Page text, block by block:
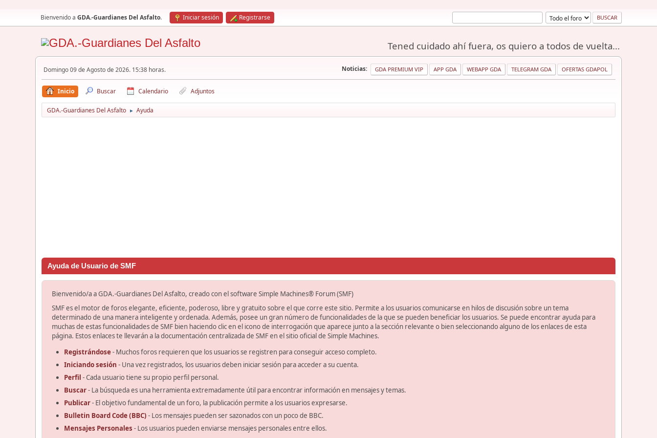
Bienvenido a GDA.-Guardianes Del Asfalto. Iniciar sesión Registrarse
Tened cuidado ahí fuera, os quiero a todos de vuelta...
Domingo 09 de Agosto de 2026. 15:38 horas. Noticias: GDA PREMIUM VIP APP GDA WEBAPP GDA TELEGRAM GDA OFERTAS GDAPOL
Inicio Buscar Calendario Adjuntos
GDA.-Guardianes Del Asfalto ► Ayuda
Ayuda de Usuario de SMF
Bienvenido/a a GDA.-Guardianes Del Asfalto, creado con el software Simple Machines® Forum (SMF)
SMF es el motor de foros elegante, eficiente, poderoso, libre y gratuito sobre el que corre este sitio. Permite a los usuarios comunicarse en hilos de discusión sobre un tema
determinado de una manera inteligente y ordenada. Además, posee un gran número de funcionalidades de la que se pueden beneficiar los usuarios. Se puede encontrar ayuda para
muchas de estas funcionalidades de SMF bien haciendo clic en el icono de interrogación que aparece junto a la sección relevante o bien seleccionando alguno de los enlaces de esta
página. Estos enlaces te llevarán a la documentación centralizada de SMF en el sitio oficial de Simple Machines.
Registrándose- Muchos foros requieren que los usuarios se registren para conseguir acceso completo.
Iniciando sesión - Una vez registrados, los usuarios deben iniciar sesión para acceder a su cuenta.
Perfil - Cada usuario tiene su propio perfil personal.
Buscar- La búsqueda es una herramienta extremadamente útil para encontrar información en mensajes y temas.
Publicar- El objetivo fundamental de un foro, la publicación permite a los usuarios expresarse.
Bulletin Board Code (BBC) - Los mensajes pueden ser sazonados con un poco de BBC.
Mensajes Personales - Los usuarios pueden enviarse mensajes personales entre ellos.